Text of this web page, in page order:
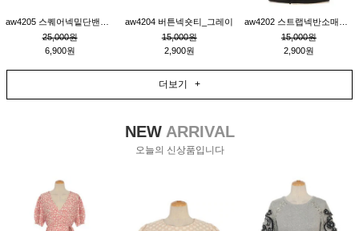
25,000원
6,900원
aw4204 버튼넥숏티_그레이
15,000원
2,900원
15,000원
2,900원
더보기 +
NEWARRIVAL
오늘의 신상품입니다